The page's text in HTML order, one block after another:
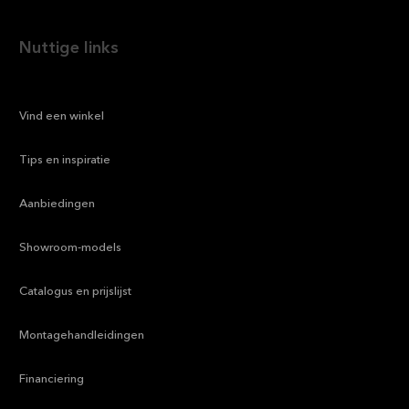
Nuttige links
Vind een winkel
Tips en inspiratie
Aanbiedingen
Showroom-models
Catalogus en prijslijst
Montagehandleidingen
Financiering